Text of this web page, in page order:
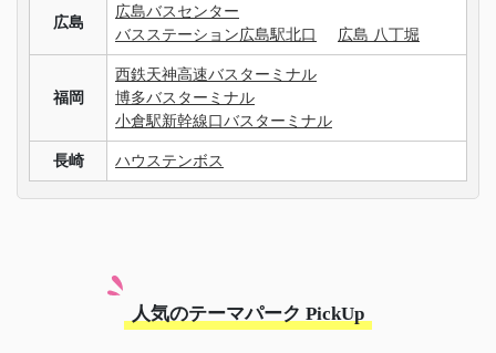
広島
広島バスセンター
バスステーション広島駅北口
広島 八丁堀
福岡
西鉄天神高速バスターミナル
博多バスターミナル
小倉駅新幹線口バスターミナル
長崎 ハウステンボス
人気のテーマパーク PickUp